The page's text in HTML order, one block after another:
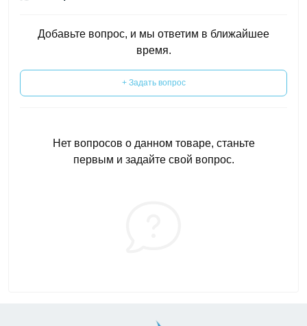
Добавьте вопрос, и мы ответим в ближайшее
время.
+ Задать вопрос
Нет вопросов о данном товаре, станьте
первым и задайте свой вопрос.